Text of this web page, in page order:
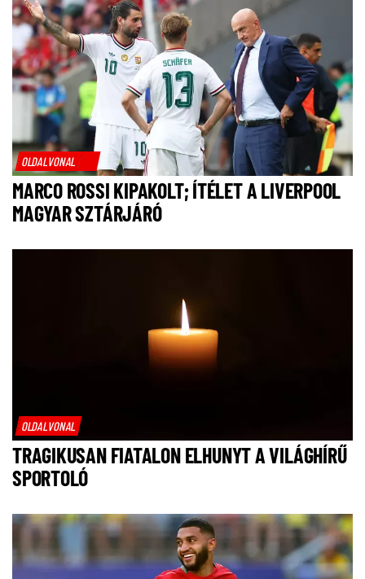
OLDALVONAL
MARCO ROSSI KIPAKOLT; ÍTÉLET A LIVERPOOL
MAGYAR SZTÁRJÁRÓ
OLDALVONAL
TRAGIKUSAN FIATALON ELHUNYT A VILÁGHÍRŰ
SPORTOLÓ